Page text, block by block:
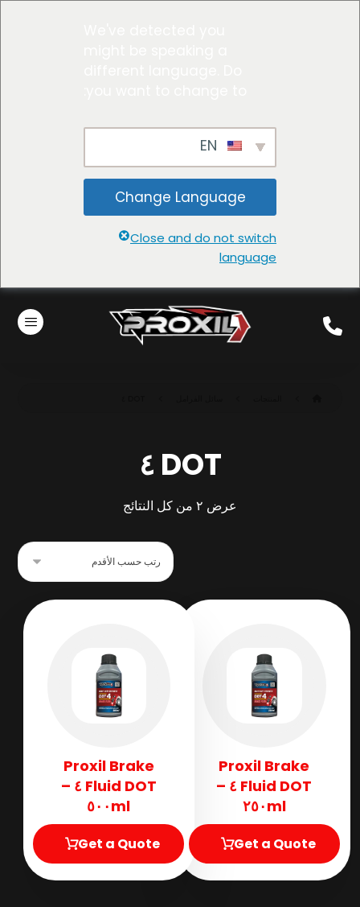
Change Language
Close and do not switch
language
DOT ٤
عرض ⁦٢⁩ من كل النتائج
Proxil Brake
Fluid DOT ٤ –
٢٥٠ml
Get a Quote
Proxil Brake
Fluid DOT ٤ –
٥٠٠ml
Get a Quote